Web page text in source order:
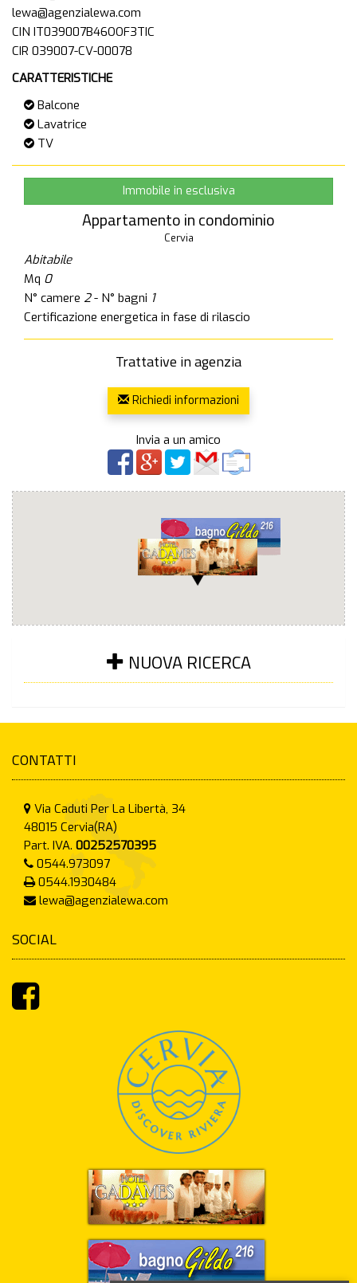
lewa@agenzialewa.com
CIN IT039007B46OOF3TIC
CARATTERISTICHE
Balcone
Lavatrice
TV
Immobile in esclusiva
Appartamento in condominio
Cervia
Abitabile
Mq 0
N° camere 2- N° bagni 1
Certificazione energetica in fase di rilascio
Trattative in agenzia
Richiedi informazioni
Invia a un amico
NUOVA RICERCA
CONTATTI
Via Caduti Per La Libertà, 34
48015 Cervia(RA)
Part. IVA. 00252570395
0544.973097
0544.1930484
lewa@agenzialewa.com
SOCIAL